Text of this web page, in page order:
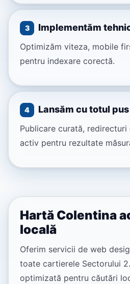
3 Implementăm
Optimizăm viteza, mobile
pentru indexare corectă.
4 Lansăm cu totul
Publicare curată,
activ pentru rezultate
Hartă Colentina
locală
Oferim servicii de web
toate cartierele Sectorului
optimizată pentru căutări